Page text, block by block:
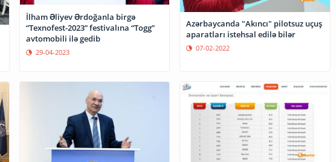
İlham Əliyev Ərdoğanla birgə
“Texnofest-2023” festivalına “Togg”
avtomobili ilə gedib
29-04-2023
Azərbaycanda "Akıncı" pilotsuz uçuş
aparatları istehsal edilə bilər
07-02-2022